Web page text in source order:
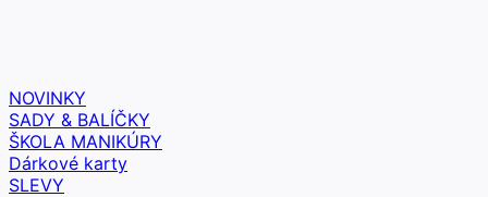
NOVINKY
SADY & BALÍČKY
ŠKOLA MANIKÚRY
Dárkové karty
SLEVY